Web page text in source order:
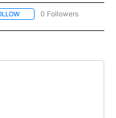
FOLLOW "NOTICIAS" TO
0 Followers